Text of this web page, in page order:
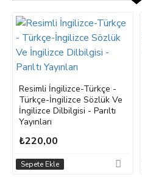
Resimli İngilizce-Türkçe -
Türkçe-İngilizce Sözlük Ve
İngilizce Dilbilgisi - Parıltı
Yayınları
₺220,00
Sepete Ekle